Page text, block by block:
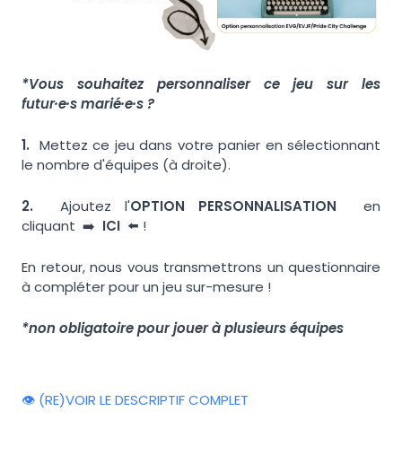
*Vous souhaitez personnaliser ce jeu sur les
futur·e·s marié·e·s ?
1. Mettez ce jeu dans votre panier en sélectionnant
le nombre d'équipes (à droite).
2. Ajoutez l'OPTION PERSONNALISATION
en
cliquant ➡️ ICI ⬅️ !
En retour, nous vous transmettrons un questionnaire
à compléter pour un jeu sur-mesure !
*non obligatoire pour jouer à plusieurs équipes
👁️ (RE)VOIR LE DESCRIPTIF COMPLET